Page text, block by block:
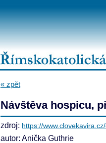
« zpět
Návštěva hospicu,
zdroj: https://
autor: Anička Guthrie